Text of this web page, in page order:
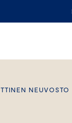
NEUVOSTO